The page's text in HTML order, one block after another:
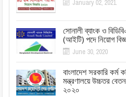
January 02, 2021
সোনালী ব্যাংক ও
(আইটি) পদে নিয়োগ
June 30, 2020
বাংলাদেশ সরকারি
মন্ত্রণালয়ে উচ্চতর
২০২০